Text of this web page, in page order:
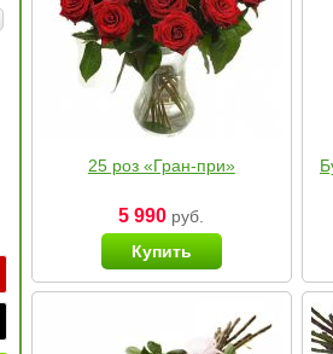
25 роз «Гран-при»
5 990 руб.
Купить